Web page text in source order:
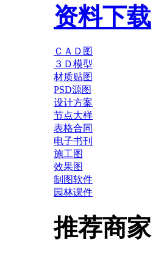
资料下载
ＣＡＤ图
３Ｄ模型
材质贴图
PSD源图
设计方案
节点大样
表格合同
电子书刊
施工图
效果图
制图软件
园林课件
推荐商家